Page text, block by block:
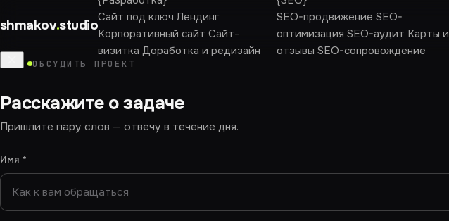
shmakov.studioСайт под ключ Лендинг
Корпоративный сайт Сайт-
визитка Доработка и редизайн
SEO-продвижение SEO-
оптимизация SEO-аудит Карты и
отзывы SEO-сопровождение
ОБСУДИТЬ ПРОЕКТ
Расскажите о задаче
Пришлите пару слов — отвечу в течение дня.
Имя *